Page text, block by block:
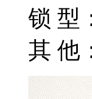
锁 型
其 他